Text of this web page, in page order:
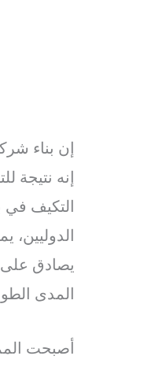
إن بناء
إنه نتيجة
التكيف في
يصادق على
المدى
أصبحت